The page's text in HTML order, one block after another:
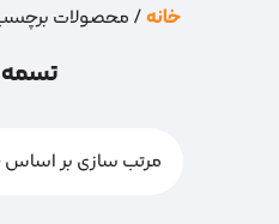
خانه/ محصولات برچسب
تسمه 32